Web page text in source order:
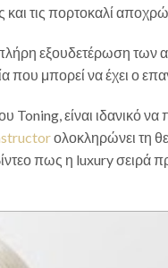
και τις πορτοκαλί
πλήρη εξουδετέρωση
που μπορεί να έχει ο
Toning, είναι ιδανικό
ολοκληρώνει τη
πως η luxury σειρά